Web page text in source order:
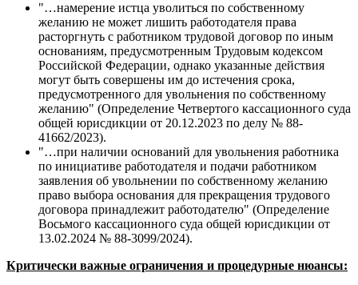
"…намерение истца уволиться по собственному
желанию не может лишить работодателя права
расторгнуть с работником трудовой договор по иным
основаниям, предусмотренным Трудовым кодексом
Российской Федерации, однако указанные действия
могут быть совершены им до истечения срока,
предусмотренного для увольнения по собственному
желанию" (Определение Четвертого кассационного суда
общей юрисдикции от 20.12.2023 по делу № 88-
41662/2023).
"…при наличии оснований для увольнения работника
по инициативе работодателя и подачи работником
заявления об увольнении по собственному желанию
право выбора основания для прекращения трудового
договора принадлежит работодателю" (Определение
Восьмого кассационного суда общей юрисдикции от
13.02.2024 № 88-3099/2024).
Критически важные ограничения и процедурные нюансы: